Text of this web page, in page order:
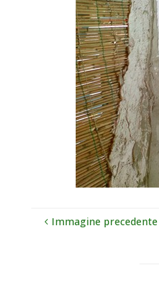
Immagine precedente